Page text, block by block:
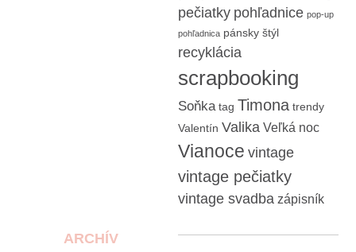
pečiatky pohľadnice pop-up
pohľadnica pánsky štýl
recyklácia
scrapbooking
Soňka tag Timona trendy
Valentín Valika Veľká noc
Vianoce vintage
vintage pečiatky
vintage svadba zápisník
ARCHÍV